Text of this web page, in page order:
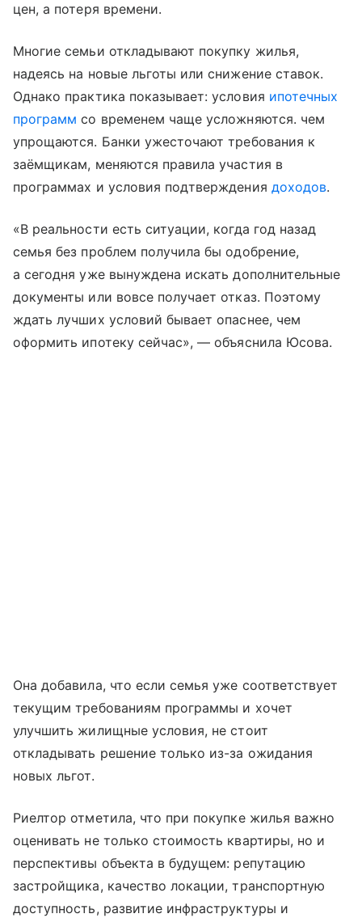
цен, а потеря времени.
Многие семьи откладывают покупку жилья,
надеясь на новые льготы или снижение ставок.
Однако практика показывает: условия ипотечных
программ со временем чаще усложняются. чем
упрощаются. Банки ужесточают требования к
заёмщикам, меняются правила участия в
программах и условия подтверждения доходов.
«В реальности есть ситуации, когда год назад
семья без проблем получила бы одобрение,
а сегодня уже вынуждена искать дополнительные
документы или вовсе получает отказ. Поэтому
ждать лучших условий бывает опаснее, чем
оформить ипотеку сейчас», — объяснила Юсова.
Она добавила, что если семья уже соответствует
текущим требованиям программы и хочет
улучшить жилищные условия, не стоит
откладывать решение только из-за ожидания
новых льгот.
Риелтор отметила, что при покупке жилья важно
оценивать не только стоимость квартиры, но и
перспективы объекта в будущем: репутацию
застройщика, качество локации, транспортную
доступность, развитие инфраструктуры и